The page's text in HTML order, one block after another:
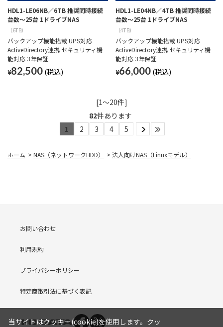
HDL1-LE06NB／6TB 推奨同時接続
台数～25台 1ドライブNAS
（6TB）
バックアップ機能搭載 UPS対応
ActiveDirectory連携 セキュリティ機
能対応 3年保証
¥82,500
HDL1-LE04NB／4TB 推奨同時接続
台数～25台 1ドライブNAS
（4TB）
バックアップ機能搭載 UPS対応
ActiveDirectory連携 セキュリティ機
能対応 3年保証
¥66,000
[1～20件]
82件あります
1
2 3 4 5
ホーム > NAS（ネットワークHDD） > 法人向けNAS（Linuxモデル）
お問い合わせ
利用規約
プライバシーポリシー
特定商取引法に基づく表記
当サイトはクッキー(cookie)を使用します。クッ